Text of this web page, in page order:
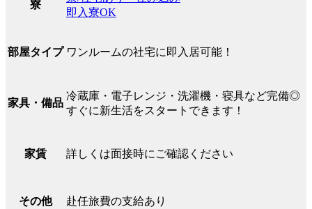
寮
即入寮OK
部屋タイプ ワンルームの社宅に即入居可能！
家具・備品
冷蔵庫・電子レンジ・洗濯機・寝具など完備◎
すぐに新生活をスタートできます！
家賃 詳しくは面接時にご確認ください
その他 赴任旅費の支給あり